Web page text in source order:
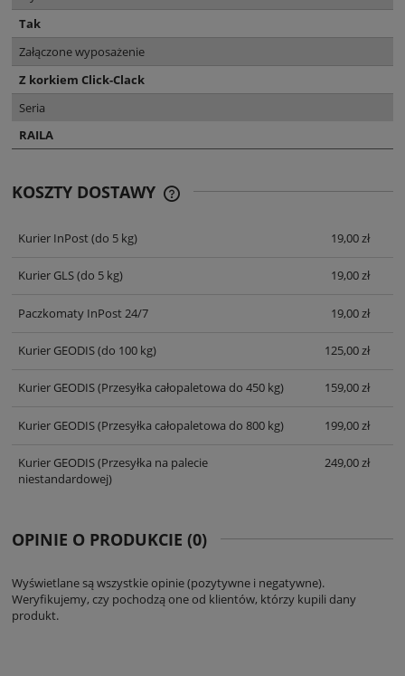
Tak
Załączone wyposażenie
Z korkiem Click-Clack
Seria
RAILA
KOSZTY DOSTAWY
Kurier InPost(do 5 kg) 19,00 zł
Kurier GLS(do 5 kg) 19,00 zł
Paczkomaty InPost 24/7 19,00 zł
Kurier GEODIS(do 100 kg) 125,00 zł
Kurier GEODIS(Przesyłka całopaletowa do 450 kg) 159,00 zł
Kurier GEODIS(Przesyłka całopaletowa do 800 kg) 199,00 zł
Kurier GEODIS(Przesyłka na palecie
niestandardowej)
249,00 zł
OPINIE O PRODUKCIE (0)
Wyświetlane są wszystkie opinie (pozytywne i negatywne).
Weryfikujemy, czy pochodzą one od klientów, którzy kupili dany
produkt.